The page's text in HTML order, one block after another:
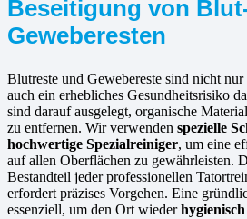
Beseitigung von
Geweberesten
Blutreste und Gewebereste sind nicht
auch ein erhebliches Gesundheitsrisiko
sind darauf ausgelegt, organische
zu entfernen. Wir verwenden spezielle
hochwertige Spezialreiniger, um eine
auf allen Oberflächen zu gewährleisten.
Bestandteil jeder professionellen
erfordert präzises Vorgehen. Eine
essenziell, um den Ort wieder